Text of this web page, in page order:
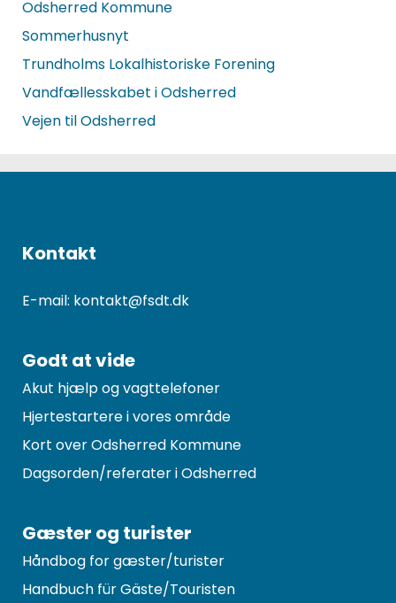
Odsherred Kommune
Sommerhusnyt
Trundholms Lokalhistoriske Forening
Vandfællesskabet i Odsherred
Vejen til Odsherred
Kontakt
E-mail: kontakt@fsdt.dk
Godt at vide
Akut hjælp og vagttelefoner
Hjertestartere i vores område
Kort over Odsherred Kommune
Dagsorden/referater i Odsherred
Gæster og turister
Håndbog for gæster/turister
Handbuch für Gäste/Touristen